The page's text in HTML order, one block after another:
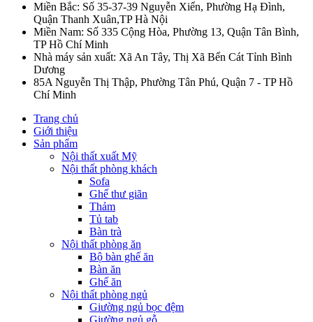
Miền Bắc: Số 35-37-39 Nguyễn Xiển, Phường Hạ Đình,
Quận Thanh Xuân,TP Hà Nội
Miền Nam: Số 335 Cộng Hòa, Phường 13, Quận Tân Bình,
TP Hồ Chí Minh
Nhà máy sản xuất: Xã An Tây, Thị Xã Bến Cát Tỉnh Bình
Dương
85A Nguyễn Thị Thập, Phường Tân Phú, Quận 7 - TP Hồ
Chí Minh
Trang chủ
Giới thiệu
Sản phẩm
Nội thất xuất Mỹ
Nội thất phòng khách
Sofa
Ghế thư giãn
Thảm
Tủ tab
Bàn trà
Nội thất phòng ăn
Bộ bàn ghế ăn
Bàn ăn
Ghế ăn
Nội thất phòng ngủ
Giường ngủ bọc đệm
Giường ngủ gỗ